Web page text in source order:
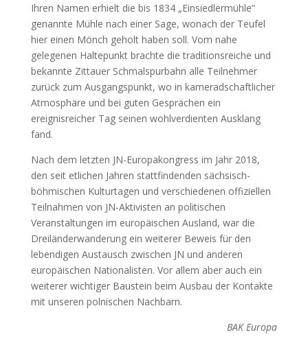
Ihren Namen erhielt die bis 1834 „Einsiedlermühle“
genannte Mühle nach einer Sage, wonach der Teufel
hier einen Mönch geholt haben soll. Vom nahe
gelegenen Haltepunkt brachte die traditionsreiche und
bekannte Zittauer Schmalspurbahn alle Teilnehmer
zurück zum Ausgangspunkt, wo in kameradschaftlicher
Atmosphäre und bei guten Gesprächen ein
ereignisreicher Tag seinen wohlverdienten Ausklang
fand.
Nach dem letzten JN-Europakongress im Jahr 2018,
den seit etlichen Jahren stattfindenden sächsisch-
böhmischen Kulturtagen und verschiedenen offiziellen
Teilnahmen von JN-Aktivisten an politischen
Veranstaltungen im europäischen Ausland, war die
Dreiländerwanderung ein weiterer Beweis für den
lebendigen Austausch zwischen JN und anderen
europäischen Nationalisten. Vor allem aber auch ein
weiterer wichtiger Baustein beim Ausbau der Kontakte
mit unseren polnischen Nachbarn.
BAK Europa